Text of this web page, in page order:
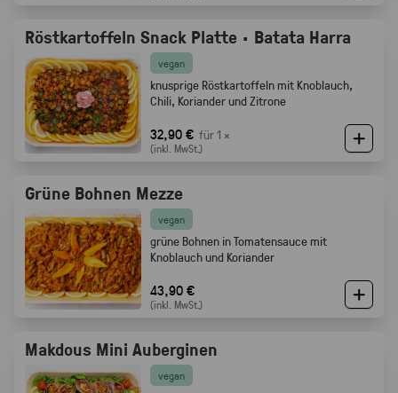
Röstkartoffeln Snack Platte · Batata Harra
vegan
knusprige Röstkartoffeln mit Knoblauch,
Chili, Koriander und Zitrone
32,90 € für 1 ×
(inkl. MwSt.)
Grüne Bohnen Mezze
vegan
grüne Bohnen in Tomatensauce mit
Knoblauch und Koriander
43,90 €
(inkl. MwSt.)
Makdous Mini Auberginen
vegan